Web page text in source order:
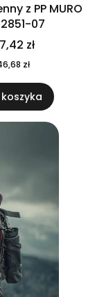
z PP MURO
07
zł
zł